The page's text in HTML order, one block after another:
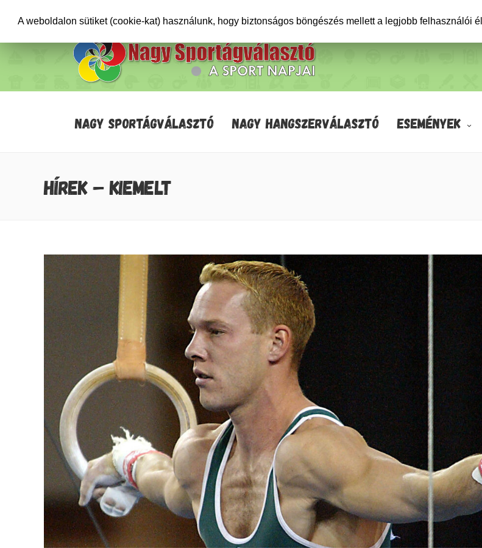
NAGY SPORTÁGVÁLASZTÓ NAGY HANGSZERVÁLASZTÓ ESEMÉNYEK
HÍREK – KIEMELT
A weboldalon sütiket (cookie-kat) használunk, hogy biztonságos böngészés mellett a legjobb felhasználói